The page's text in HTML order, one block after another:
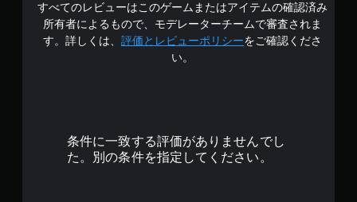
の
4
すべてのレビューはこのゲームまたはアイテムの確認済み
所有者によるもので、モデレーターチームで審査されま
す。詳しくは、 評価とレビューポリシーをご確認くださ
い。
条件に一致する評価がありませんでし
た。別の条件を指定してください。